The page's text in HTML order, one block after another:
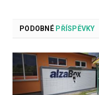
PODOBNÉPŘÍSPĚVKY